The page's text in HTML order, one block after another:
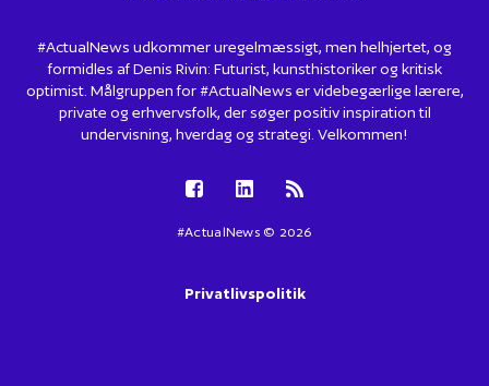
#ActualNews udkommer uregelmæssigt, men helhjertet, og
formidles af Denis Rivin: Futurist, kunsthistoriker og kritisk
optimist. Målgruppen for #ActualNews er videbegærlige lærere,
private og erhvervsfolk, der søger positiv inspiration til
undervisning, hverdag og strategi. Velkommen!
#ActualNews © 2026
Privatlivspolitik